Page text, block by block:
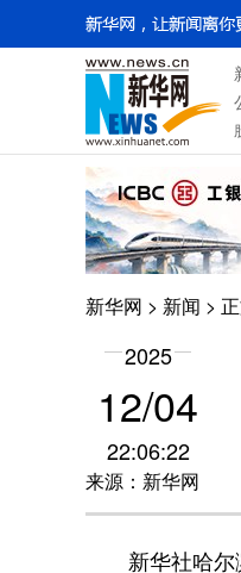
新华网 > 新闻 >
2025
12/04
22:06:22
来源：新华网
新华社哈尔